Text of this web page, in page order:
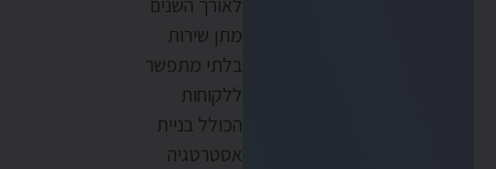
לאורך השנים
מתן שירות
בלתי מתפשר
ללקוחות
הכולל בניית
אסטרטגיה